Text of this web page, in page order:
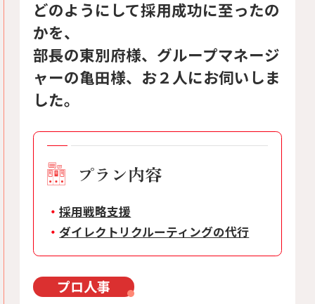
どのようにして採用成功に至ったの
かを、
部長の東別府様、グループマネージ
ャーの亀田様、お２人にお伺いしま
した。
プラン内容
採用戦略支援
ダイレクトリクルーティングの代行
プロ人事